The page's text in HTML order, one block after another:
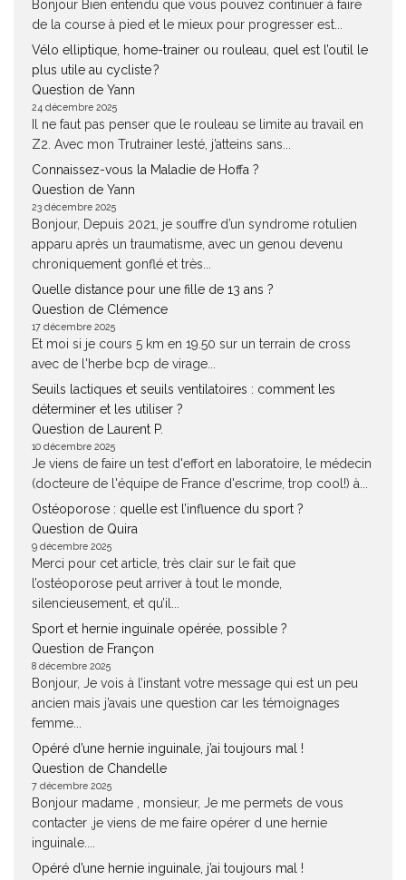
Bonjour Bien entendu que vous pouvez continuer à faire
de la course à pied et le mieux pour progresser est...
Vélo elliptique, home-trainer ou rouleau, quel est l’outil le
plus utile au cycliste ?
Question de Yann
24 décembre 2025
Il ne faut pas penser que le rouleau se limite au travail en
Z2. Avec mon Trutrainer lesté, j’atteins sans...
Connaissez-vous la Maladie de Hoffa ?
Question de Yann
23 décembre 2025
Bonjour, Depuis 2021, je souffre d’un syndrome rotulien
apparu après un traumatisme, avec un genou devenu
chroniquement gonflé et très...
Quelle distance pour une fille de 13 ans ?
Question de Clémence
17 décembre 2025
Et moi si je cours 5 km en 19.50 sur un terrain de cross
avec de l'herbe bcp de virage...
Seuils lactiques et seuils ventilatoires : comment les
déterminer et les utiliser ?
Question de Laurent P.
10 décembre 2025
Je viens de faire un test d'effort en laboratoire, le médecin
(docteure de l'équipe de France d'escrime, trop cool!) à...
Ostéoporose : quelle est l’influence du sport ?
Question de Quira
9 décembre 2025
Merci pour cet article, très clair sur le fait que
l’ostéoporose peut arriver à tout le monde,
silencieusement, et qu’il...
Sport et hernie inguinale opérée, possible ?
Question de Françon
8 décembre 2025
Bonjour, Je vois à l’instant votre message qui est un peu
ancien mais j’avais une question car les témoignages
femme...
Opéré d’une hernie inguinale, j’ai toujours mal !
Question de Chandelle
7 décembre 2025
Bonjour madame , monsieur, Je me permets de vous
contacter ,je viens de me faire opérer d une hernie
inguinale....
Opéré d’une hernie inguinale, j’ai toujours mal !